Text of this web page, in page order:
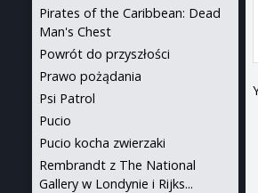
Pirates of the Caribbean: Dead
Man's Chest
Powrót do przyszłości
Prawo pożądania
Psi Patrol
Pucio
Pucio kocha zwierzaki
Rembrandt z The National
Gallery w Londynie i Rijks...